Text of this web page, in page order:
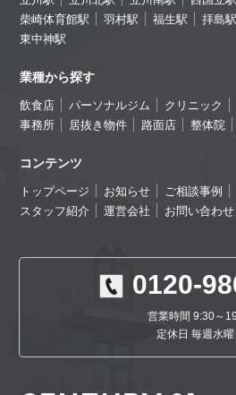
柴崎体育館駅
羽村駅 福生駅 拝島駅
東中神駅
業種から探す
飲食店 パーソナルジム クリニック
事務所
居抜き物件 路面店 整体院
コンテンツ
トップページ お知らせ ご相談事例
スタッフ紹介
運営会社 お問い合わせ
0120-
営業時間 9:30～
定休日 毎週水曜